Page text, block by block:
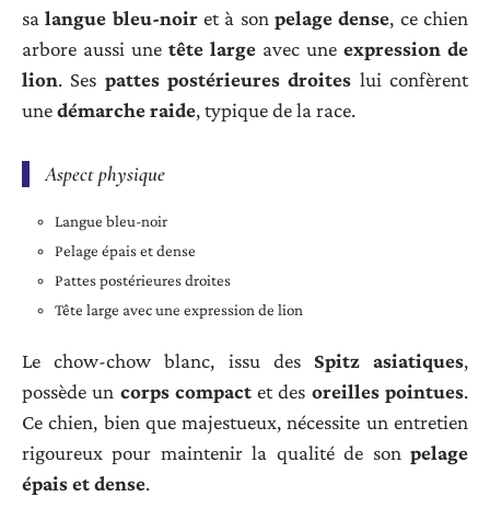
salangue bleu-noiret à sonpelage dense, ce chien
arbore aussi une tête large avec une expression de
lion. Ses pattes postérieures droites lui confèrent
unedémarche raide, typique de la race.
Aspect physique
Langue bleu-noir
Pelage épais et dense
Pattes postérieures droites
Tête large avec une expression de lion
Le chow-chow blanc, issu des Spitz asiatiques,
possède un corps compactet des oreilles pointues.
Ce chien, bien que majestueux, nécessite un entretien
rigoureux pour maintenir la qualité de son pelage
épais et dense.